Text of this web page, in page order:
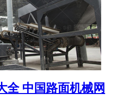
全 中国路面机械网